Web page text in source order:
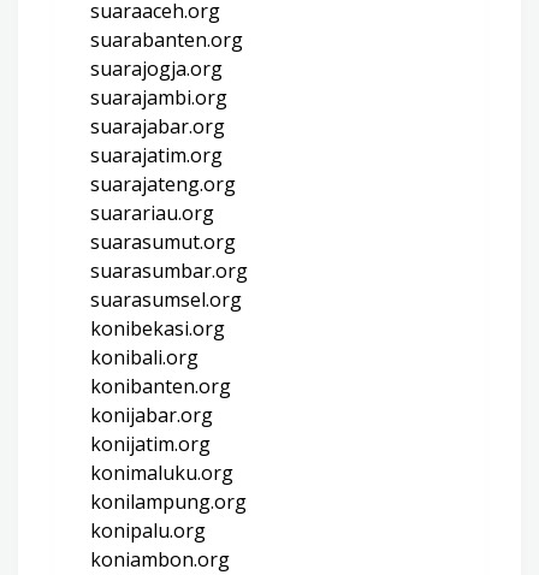
suaraaceh.org
suarabanten.org
suarajogja.org
suarajambi.org
suarajabar.org
suarajatim.org
suarajateng.org
suarariau.org
suarasumut.org
suarasumbar.org
suarasumsel.org
konibekasi.org
konibali.org
konibanten.org
konijabar.org
konijatim.org
konimaluku.org
konilampung.org
konipalu.org
koniambon.org